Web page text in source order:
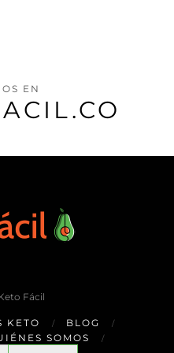
EN
Fácil
KETO
BLOG
SOMOS